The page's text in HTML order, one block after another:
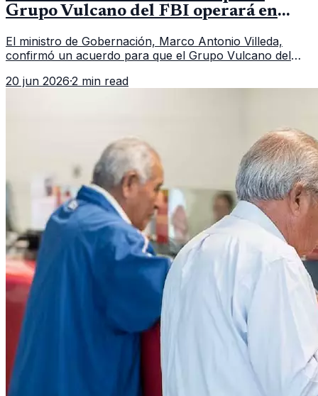
Grupo Vulcano del FBI operará en
El ministro de Gobernación, Marco Antonio Villeda,
confirmó un acuerdo para que el Grupo Vulcano del
fallido con la administración anterior del Ministerio
20 jun 2026·2 min read